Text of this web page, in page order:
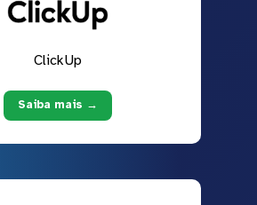
ClickUp
Saiba mais →